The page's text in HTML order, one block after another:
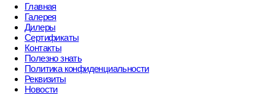
Главная
Галерея
Дилеры
Сертификаты
Контакты
Полезно знать
Политика конфиденциальности
Реквизиты
Новости